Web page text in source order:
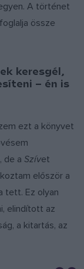
A történet
össze
keresgél,
– én is
ezt a könyvet
de a Szívet
először a
tett. Ez olyan
elindított az
a kitartás, az